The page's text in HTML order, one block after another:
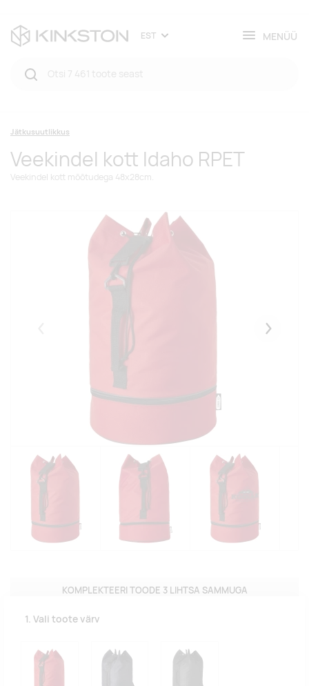
EST MENÜÜ
Jätkusuutlikkus
Veekindel kott Idaho RPET
Veekindel kott mõõtudega 48x28cm.
KOMPLEKTEERI TOODE 3 LIHTSA SAMMUGA
1. Vali toote värv